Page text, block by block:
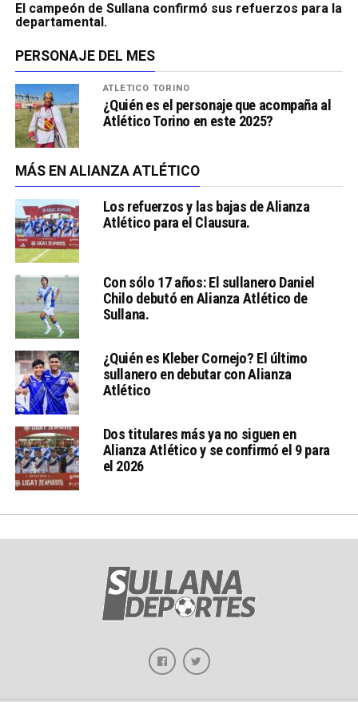
El campeón de Sullana confirmó sus refuerzos para la
departamental.
PERSONAJE DEL MES
ATLÉTICO TORINO
¿Quién es el personaje que acompaña al
Atlético Torino en este 2025?
MÁS EN ALIANZA ATLÉTICO
Los refuerzos y las bajas de Alianza
Atlético para el Clausura.
Con sólo 17 años: El sullanero Daniel
Chilo debutó en Alianza Atlético de
Sullana.
¿Quién es Kleber Cornejo? El último
sullanero en debutar con Alianza
Atlético
Dos titulares más ya no siguen en
Alianza Atlético y se confirmó el 9 para
el 2026